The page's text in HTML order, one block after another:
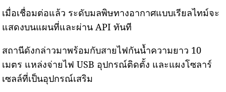
เมื่อเชื่อมต่อแล้ว ระดับมลพิษทางอากาศแบบเรียลไทม์จะ
แสดงบนแผนที่และผ่าน API ทันที
สถานีดังกล่าวมาพร้อมกับสายไฟกันน้ำความยาว 10
เมตร แหล่งจ่ายไฟ USB อุปกรณ์ติดตั้ง และแผงโซลาร์
เซลล์ที่เป็นอุปกรณ์เสริม